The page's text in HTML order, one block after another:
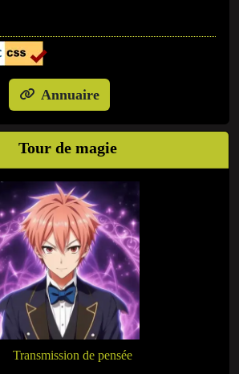
Annuaire
Tour de magie
Transmission de pensée